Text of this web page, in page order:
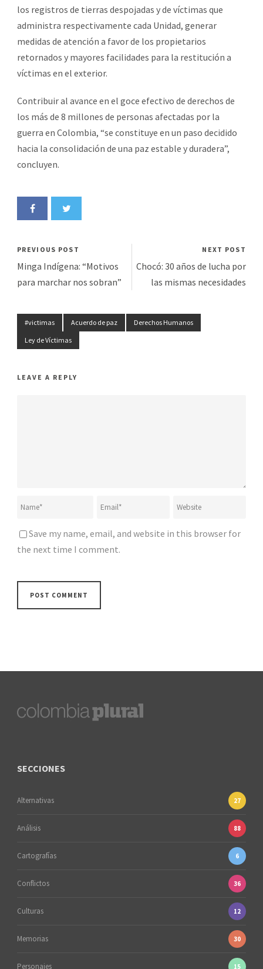
los registros de tierras despojadas y de víctimas que
administra respectivamente cada Unidad, generar
medidas de atención a favor de los propietarios
retornados y mayores facilidades para la restitución a
víctimas en el exterior.
Contribuir al avance en el goce efectivo de derechos de
los más de 8 millones de personas afectadas por la
guerra en Colombia, “se constituye en un paso decidido
hacia la consolidación de una paz estable y duradera”,
concluyen.
PREVIOUS POST
Minga Indígena: “Motivos
para marchar nos sobran”
NEXT POST
Chocó: 30 años de lucha por
las mismas necesidades
#victimas Acuerdo de paz
Derechos Humanos
Ley de Víctimas
LEAVE A REPLY
Save my name, email, and website in this browser for
the next time I comment.
SECCIONES
Alternativas 27
Análisis 88
Cartografías 6
Conflictos 36
Culturas 12
Memorias 30
Personajes 15